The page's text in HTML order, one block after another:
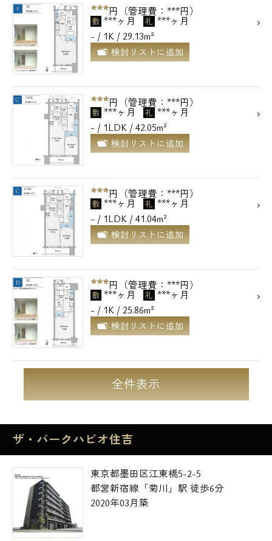
***円（管理費：***円）
敷 ***ヶ月 礼 ***ヶ月
- / 1K / 29.13m²
検討リストに追加
***円（管理費：***円）
敷 ***ヶ月 礼 ***ヶ月
- / 1LDK / 42.05m²
検討リストに追加
***円（管理費：***円）
敷 ***ヶ月 礼 ***ヶ月
- / 1LDK / 41.04m²
検討リストに追加
***円（管理費：***円）
敷 ***ヶ月 礼 ***ヶ月
- / 1K / 25.86m²
検討リストに追加
全件表示
ザ・パークハビオ住吉
東京都墨田区江東橋5-2-5
都営新宿線「菊川」駅 徒歩6分
2020年03月築